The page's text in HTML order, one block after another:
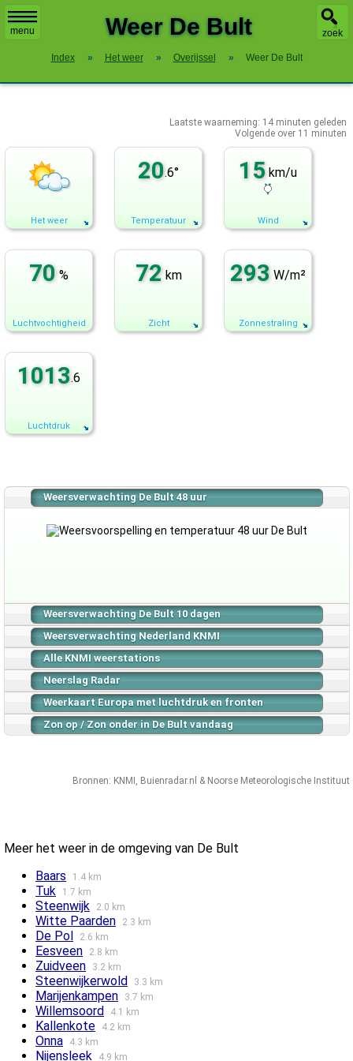
menu zoek
Weer De Bult
Index » Het weer » Overijssel » Weer De Bult
Laatste waarneming: 14 minuten geleden
Volgende over 11 minuten
Het weer
20.6°
Temperatuur
15 km/u
Wind
70 %
Luchtvochtigheid
72 km
Zicht
293 W/m²
Zonnestraling
1013.6
Luchtdruk
Weersverwachting De Bult 48 uur
Weersverwachting De Bult 10 dagen
Weersverwachting Nederland KNMI
Alle KNMI weerstations
Neerslag Radar
Weerkaart Europa met luchtdruk en fronten
Zon op / Zon onder in De Bult vandaag
Bronnen: KNMI , Buienradar.nl & Noorse Meteorologische Instituut
Meer het weer in de omgeving van De Bult
Baars
1.4 km
Tuk 1.7 km
Steenwijk 2.0 km
Witte Paarden 2.3 km
De Pol 2.6 km
Eesveen 2.8 km
Zuidveen 3.2 km
Steenwijkerwold 3.3 km
Marijenkampen 3.7 km
Willemsoord 4.1 km
Kallenkote 4.2 km
Onna 4.3 km
Nijensleek 4.9 km